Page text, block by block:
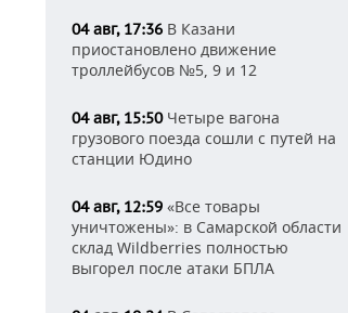
04 авг, 17:36 В Казани
приостановлено движение
троллейбусов №5, 9 и 12
04 авг, 15:50Четыре вагона
грузового поезда сошли с путей на
станции Юдино
04 авг, 12:59 «Все товары
уничтожены»: в Самарской области
склад Wildberries полностью
выгорел после атаки БПЛА